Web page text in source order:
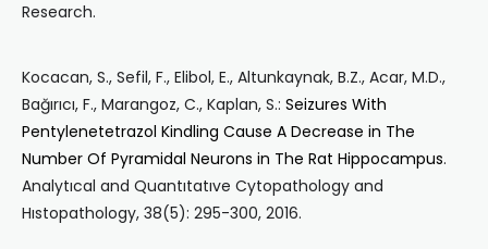
Research.
Kocacan, S., Sefil, F., Elibol, E., Altunkaynak, B.Z., Acar, M.D.,
Bağırıcı, F., Marangoz, C., Kaplan, S.: Seizures With
Pentylenetetrazol Kindling Cause A Decrease in The
Number Of Pyramidal Neurons in The Rat Hippocampus.
Analytıcal and Quantıtatıve Cytopathology and
Hıstopathology, 38(5): 295-300, 2016.